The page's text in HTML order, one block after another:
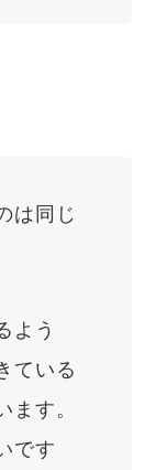
は同じ
よう
ている
す。
です